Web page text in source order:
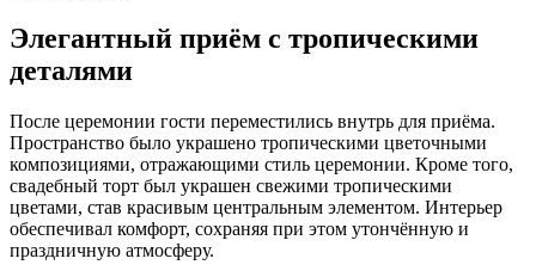
Элегантный приём с тропическими
деталями
После церемонии гости переместились внутрь для приёма.
Пространство было украшено тропическими цветочными
композициями, отражающими стиль церемонии. Кроме того,
свадебный торт был украшен свежими тропическими
цветами, став красивым центральным элементом. Интерьер
обеспечивал комфорт, сохраняя при этом утончённую и
праздничную атмосферу.